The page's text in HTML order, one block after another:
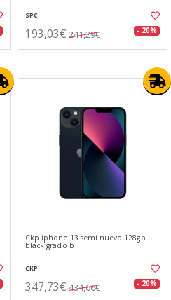
SPC
193,03€ 241,29€ - 20%
Ckp iphone 13 semi nuevo 128gb
black grado b
CKP
347,73€ 434,66€ - 20%